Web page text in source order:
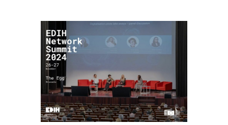
»Το #DigiAgriFood στη σύνοδο του
Δικτύου των Ευρωπαϊκών Κόμβων Ψηφιακής
Καινοτομίας